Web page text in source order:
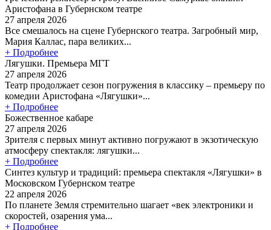
Аристофана в Губернском театре
27 апреля 2026
Все смешалось на сцене Губернского театра. Загробный мир,
Мария Каллас, пара великих...
+ Подробнее
Лягушки. Премьера МГТ
27 апреля 2026
Театр продолжает сезон погружения в классику – премьеру по
комедии Аристофана «Лягушки»...
+ Подробнее
Божественное кабаре
27 апреля 2026
Зрителя с первых минут активно погружают в экзотическую
атмосферу спектакля: лягушки...
+ Подробнее
Синтез культур и традиций: премьера спектакля «Лягушки» в
Московском Губернском театре
22 апреля 2026
По планете Земля стремительно шагает «век электроники и
скоростей, озарения ума...
+ Подробнее